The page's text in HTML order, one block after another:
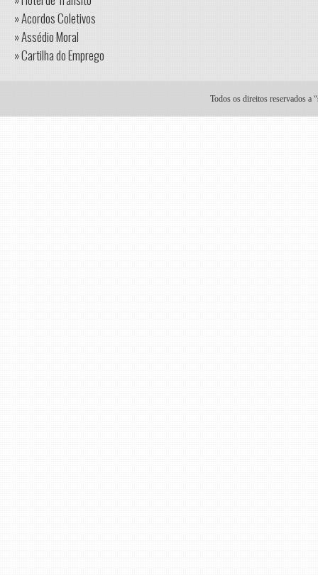
» Acordos Coletivos
» Assédio Moral
» Cartilha do Emprego
Todos os direitos reservados a